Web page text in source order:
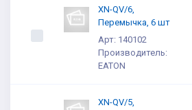
XN-QV/6,
Перемычка, 6 шт
Арт: 140102
Производитель:
EATON
XN-QV/5,